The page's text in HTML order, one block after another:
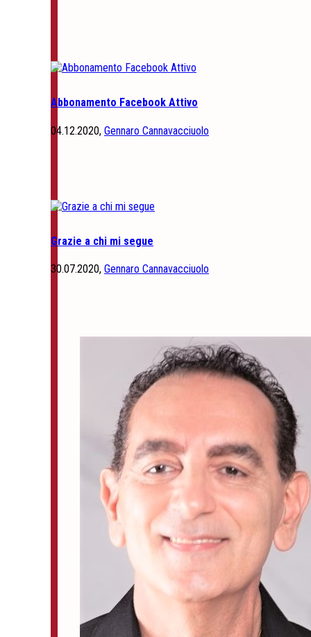
Abbonamento Facebook Attivo
04.12.2020, Gennaro Cannavacciuolo
Grazie a chi mi segue
30.07.2020, Gennaro Cannavacciuolo